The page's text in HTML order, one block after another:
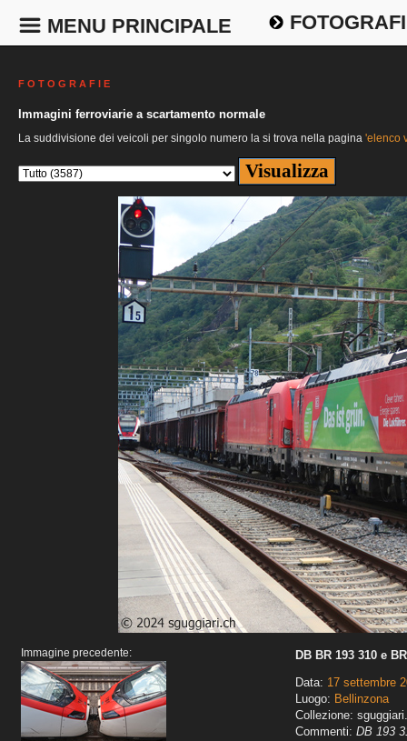
MENU PRINCIPALE
F O T O G R A F I E
Immagini ferroviarie a scartamento normale
La suddivisione dei veicoli per singolo numero la si trova nella pagina 'elenco
Immagine precedente:
DB BR 193 310 e
Data: 17 settembre
Luogo: Bellinzona
Collezione:
Commenti: DB 193